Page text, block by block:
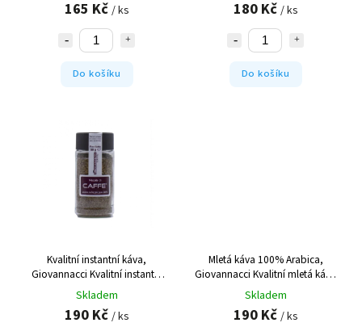
165 Kč / ks
Do košíku
180 Kč / ks
Do košíku
Kvalitní instantní káva,
Giovannacci Kvalitní instantní
káva plné chutě
Skladem
190 Kč / ks
Mletá káva 100% Arabica,
Giovannacci Kvalitní mletá káva
Arabica
Skladem
190 Kč / ks